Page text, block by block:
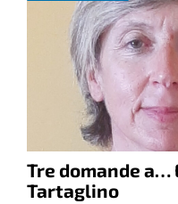
Tre domande a…
Tartaglino